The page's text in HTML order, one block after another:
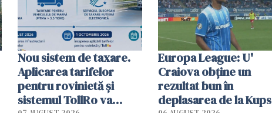
Nou sistem de taxare.
Aplicarea tarifelor
pentru rovinietă şi
sistemul TollRo va
Europa League: U'
Craiova obține un
rezultat bun în
deplasarea de la Kups